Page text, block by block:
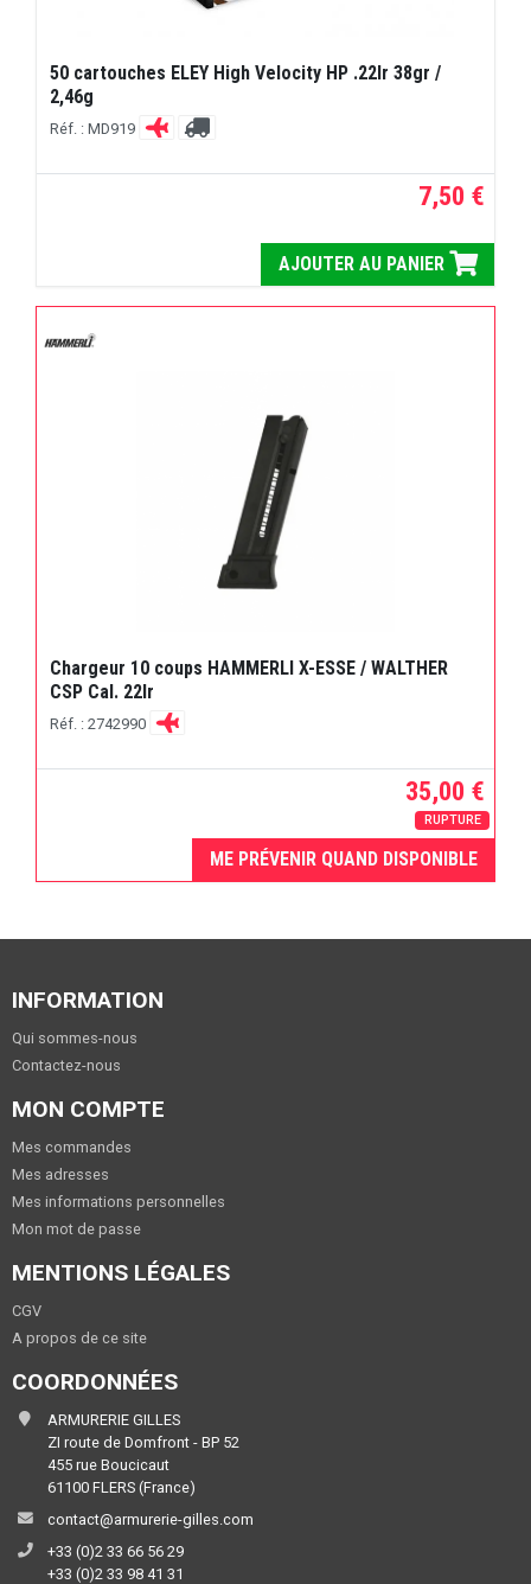
50 cartouches ELEY High Velocity HP .22lr 38gr /
2,46g
Réf. : MD919
7,50 €
AJOUTER AU PANIER
Chargeur 10 coups HAMMERLI X-ESSE / WALTHER
CSP Cal. 22lr
Réf. : 2742990
35,00 €
RUPTURE
ME PRÉVENIR QUAND DISPONIBLE
INFORMATION
Qui sommes-nous
Contactez-nous
MON COMPTE
Mes commandes
Mes adresses
Mes informations personnelles
Mon mot de passe
MENTIONS LÉGALES
CGV
A propos de ce site
COORDONNÉES
ARMURERIE GILLES
ZI route de Domfront - BP 52
455 rue Boucicaut
61100 FLERS (France)
contact@armurerie-gilles.com
+33 (0)2 33 66 56 29
+33 (0)2 33 98 41 31